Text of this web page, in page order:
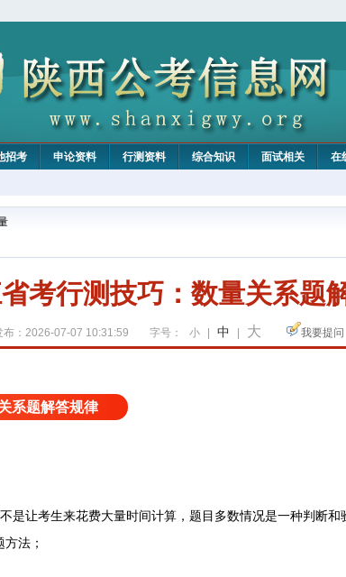
招考 申论资料 行测资料 综合知识 面试相关 在
考行测技巧：数量关系题
布：2026-07-07 10:31:59 字号： 小 中 大 我要提问
系题解答规律
让考生来花费大量时间计算，题目多数情况是一种判断和
法；